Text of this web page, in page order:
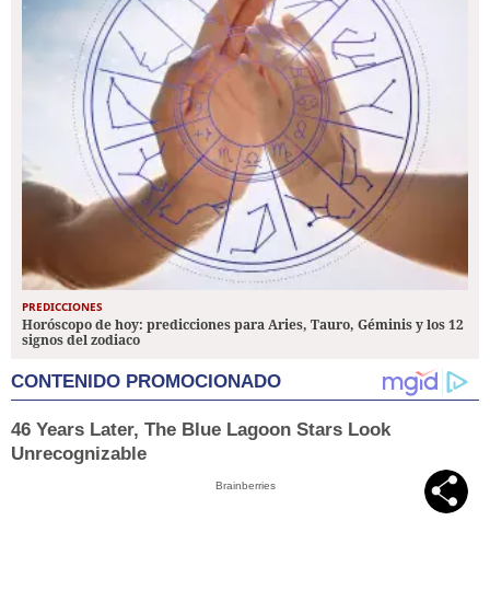
PREDICCIONES
Horóscopo de hoy: predicciones para Aries, Tauro, Géminis y los 12
signos del zodiaco
CONTENIDO PROMOCIONADO
46 Years Later, The Blue Lagoon Stars Look
Unrecognizable
Brainberries